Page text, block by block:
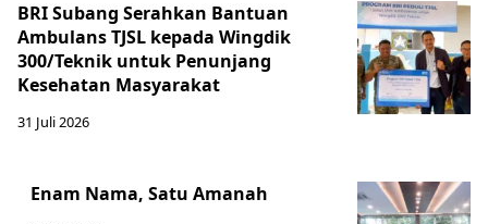
BRI Subang Serahkan Bantuan
Ambulans TJSL kepada Wingdik
300/Teknik untuk Penunjang
Kesehatan Masyarakat ​
31 Juli 2026
Enam Nama, Satu Amanah